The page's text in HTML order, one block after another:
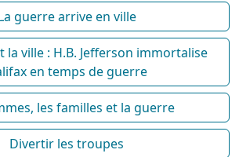
guerre arrive en ville
la ville : H.B. Jefferson immortalise
en temps de guerre
les familles et la guerre
Divertir les troupes